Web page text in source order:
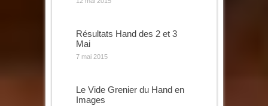
Résultats Hand des 2 et 3
Mai
7 mai 2015
Le Vide Grenier du Hand en
Images